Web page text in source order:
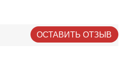
ОСТАВИТЬ ОТЗЫВ